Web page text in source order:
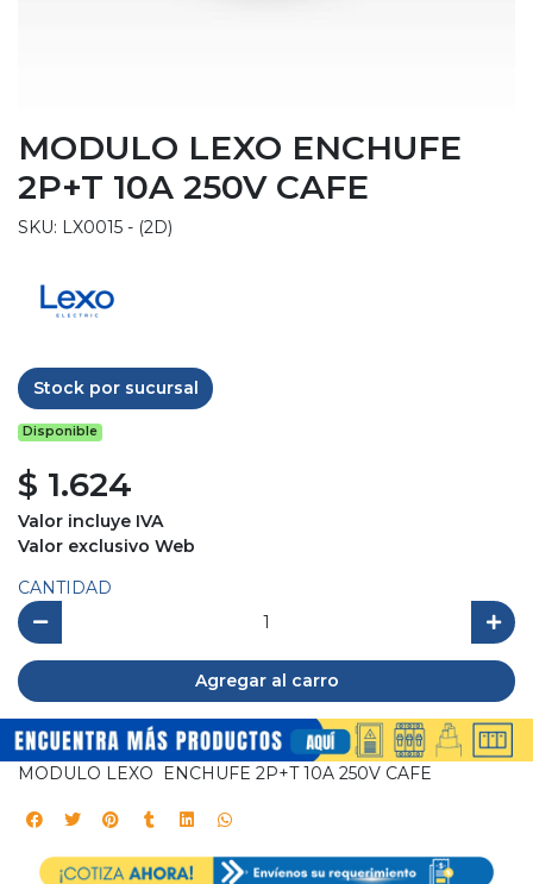
MODULO LEXO ENCHUFE
2P+T 10A 250V CAFE
SKU: LX0015 - (2D)
Stock por sucursal
Disponible
$ 1.624
Valor incluye IVA
Valor exclusivo Web
CANTIDAD
Agregar al carro
MODULO LEXO ENCHUFE 2P+T 10A 250V CAFE